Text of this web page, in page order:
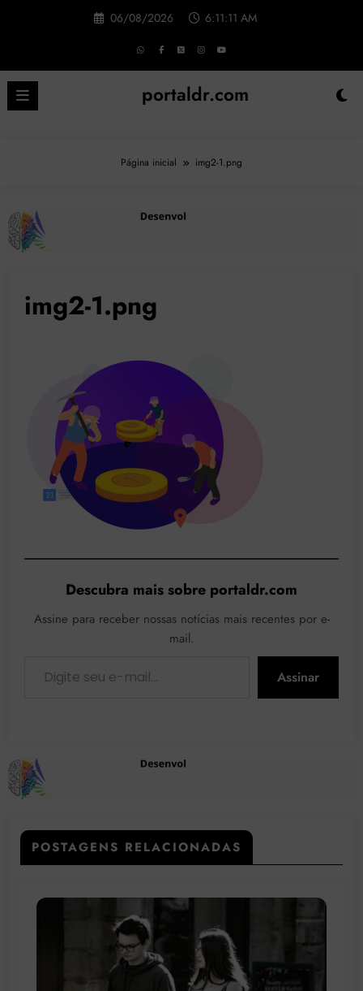
06/08/2026 6:11:12 AM
portaldr.com
Página inicial img2-1.png
img2-1.png
Descubra mais sobre portaldr.com
Assine para receber nossas notícias mais recentes por e-
mail.
Assinar
POSTAGENS RELACIONADAS